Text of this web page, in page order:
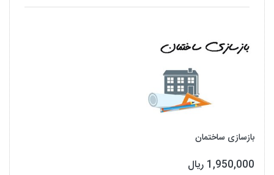
بازسازی ساختمان
1,950,000 ریال